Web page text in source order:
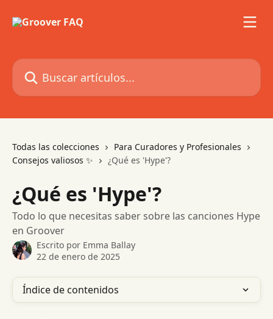
Buscar artículos...
Todas las colecciones
Para Curadores y Profesionales
Consejos valiosos ✨
¿Qué es 'Hype'?
¿Qué es 'Hype'?
Todo lo que necesitas saber sobre las canciones Hype
en Groover
Escrito por Emma Ballay
22 de enero de 2025
Índice de contenidos